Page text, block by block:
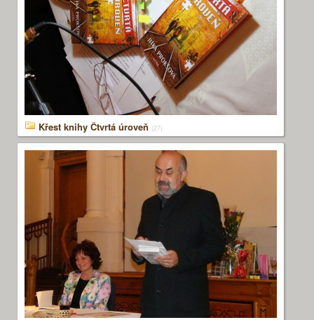
Křest knihy Čtvrtá úroveň (27)